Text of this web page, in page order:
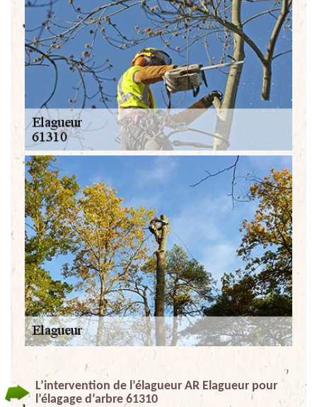
L’intervention de l’élagueur AR Elagueur pour
l’élagage d’arbre 61310